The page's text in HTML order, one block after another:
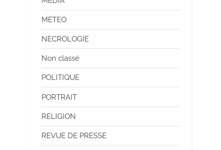
METEO
NECROLOGIE
Non classé
POLITIQUE
PORTRAIT
RELIGION
REVUE DE PRESSE